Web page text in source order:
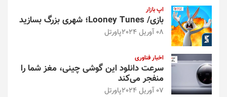
اپ بازار
بازی/ Looney Tunes؛ شهری بزرگ بسازید
08 آوریل 2024 پاورتل
اخبار فناوری
سرعت دانلود این گوشی چینی، مغز شما را
منفجر می‌کند
07 آوریل 2024 پاورتل